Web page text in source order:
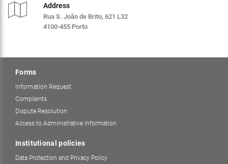
Address
Rua S. João de Brito, 621 L32
4100-455 Porto
Forms
Information Request
Complaints
Dispute Resolution
Access to Administrative Information
Institutional policies
Data Protection and Privacy Policy